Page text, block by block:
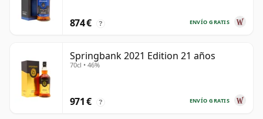
ENVÍO GRATIS
874 € ?
Springbank 2021 Edition 21 años
70cl • 46%
ENVÍO GRATIS
971 € ?